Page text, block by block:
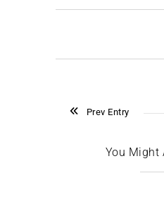
Prev Entry
You Might